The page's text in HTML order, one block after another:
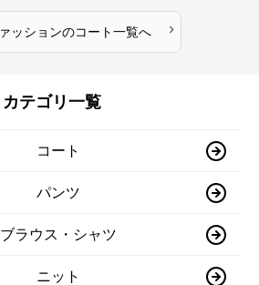
ッションのコート一覧へ ›
テゴリ一覧
コート
パンツ
ブラウス・シャツ
ニット